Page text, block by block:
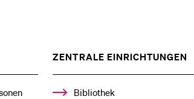
ZENTRALE EINRICHTUNGEN
Bibliothek